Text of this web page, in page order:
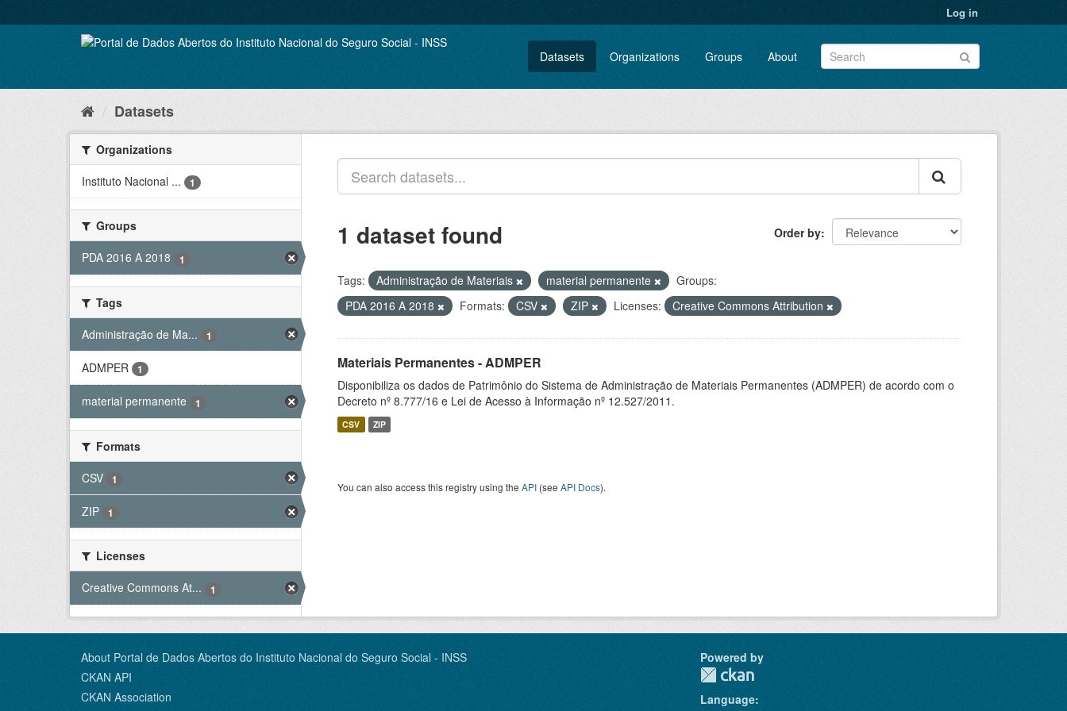
to
Log in
Datasets Organizations Groups About
Datasets
Organizations
Instituto Nacional ...
1
Groups
PDA 2016 A 2018
1
Tags
Administração de Ma...
1
ADMPER 1
material permanente 1
Formats
CSV
1
ZIP 1
Licenses
Creative Commons At...
1
Order by
1 dataset found
Tags: Administração de Materiais material permanente
Groups:
PDA 2016 A 2018
Formats: CSV ZIP Licenses: Creative Commons Attribution
Materiais Permanentes - ADMPER
Disponibiliza os dados de Patrimônio do Sistema de Administração de Materiais Permanentes (ADMPER) de acordo com o
Decreto nº 8.777/16 e Lei de Acesso à Informação nº 12.527/2011.
CSV ZIP
You can also access this registry using the API (see API Docs).
About Portal de Dados Abertos do Instituto Nacional do Seguro Social - INSS
CKAN API
CKAN Association
Powered by
Language